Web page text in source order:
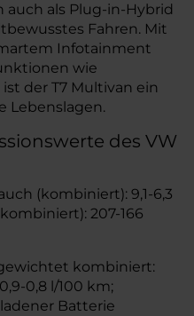
auch als Plug-in-Hybrid
Fahren. Mit
Infotainment
wie
der T7 Multivan ein
Lebenslagen.
des VW
(kombiniert): 9,1-6,3
207-166
kombiniert:
0,8 l/100 km;
Batterie